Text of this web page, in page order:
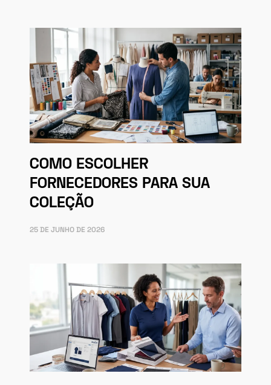
COMO ESCOLHER
FORNECEDORES PARA SUA
COLEÇÃO
25 DE JUNHO DE 2026